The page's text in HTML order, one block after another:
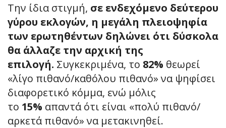
Την ίδια στιγμή, σε ενδεχόμενο δεύτερου
γύρου εκλογών, η μεγάλη πλειοψηφία
των ερωτηθέντων δηλώνει ότι δύσκολα
θα άλλαζε την αρχική της
επιλογή. Συγκεκριμένα, το 82% θεωρεί
«λίγο πιθανό/καθόλου πιθανό» να ψηφίσει
διαφορετικό κόμμα, ενώ μόλις
το 15% απαντά ότι είναι «πολύ πιθανό/
αρκετά πιθανό» να μετακινηθεί.